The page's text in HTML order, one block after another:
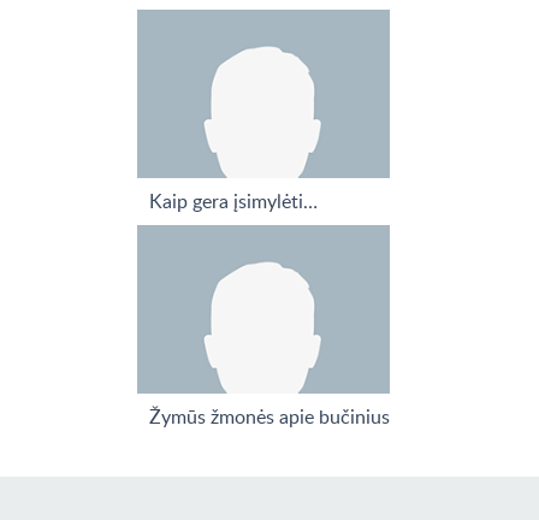
Kaip gera įsimylėti…
Žymūs žmonės apie bučinius